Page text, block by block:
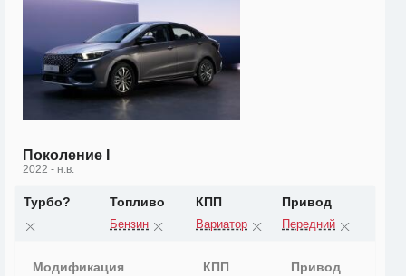
Поколение I
2022 - н.в.
Турбо? Топливо
Бензин
КПП
Вариатор
Привод
Передний
Модификация КПП Привод